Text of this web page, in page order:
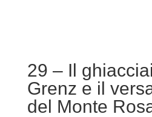
29 – Il
Grenz e il
del Monte